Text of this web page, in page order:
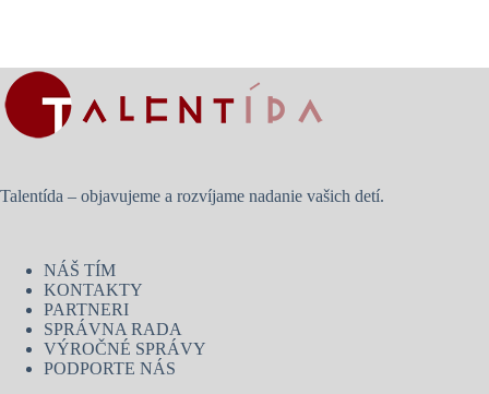
Talentída – objavujeme a rozvíjame nadanie vašich detí.
NÁŠ TÍM
KONTAKTY
PARTNERI
SPRÁVNA RADA
VÝROČNÉ SPRÁVY
PODPORTE NÁS